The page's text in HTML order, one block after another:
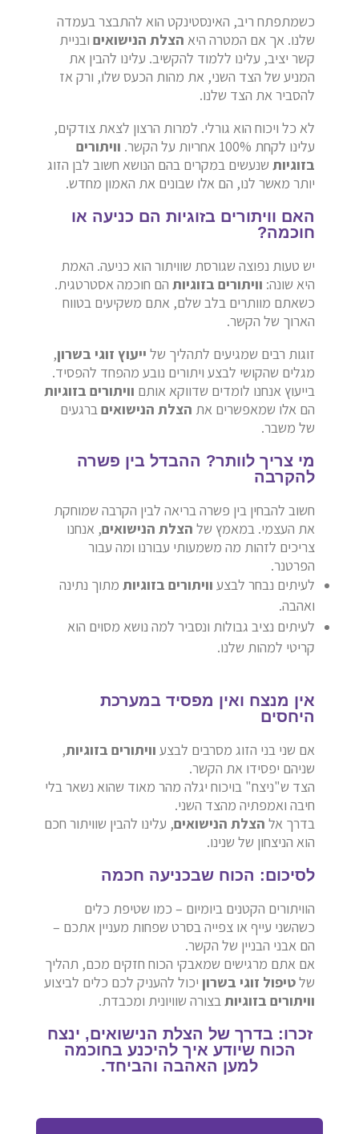
כשמתפתח ריב, האינסטינקט הוא להתבצר בעמדה
שלנו. אך אם המטרה היא הצלת הנישואיםובניית
קשר יציב, עלינו ללמוד להקשיב. עלינו להבין את
המניע של הצד השני, את מהות הכעס שלו, ורק אז
להסביר את הצד שלנו.
לא כל ויכוח הוא גורלי. למרות הרצון לצאת צודקים,
עלינו לקחת 100% אחריות על הקשר.
וויתורים
בזוגיותשנעשים במקרים בהם הנושא חשוב לבן הזוג
יותר מאשר לנו, הם אלו שבונים את האמון מחדש.
האם וויתורים בזוגיות הם כניעה או
חוכמה?
יש טעות נפוצה שגורסת שוויתור הוא כניעה. האמת
היא שונה: וויתורים בזוגיותהם חוכמה אסטרטגית.
כשאתם מוותרים בלב שלם, אתם משקיעים בטווח
הארוך של הקשר.
זוגות רבים שמגיעים לתהליך של ייעוץ זוגי בשרון,
מגלים שהקושי לבצע ויתורים נובע מהפחד להפסיד.
בייעוץ אנחנו לומדים שדווקא אותם וויתורים בזוגיות
הם אלו שמאפשרים את הצלת הנישואיםברגעים
של משבר.
מי צריך לוותר? ההבדל בין פשרה
להקרבה
חשוב להבחין בין פשרה בריאה לבין הקרבה שמוחקת
את העצמי. במאמץ של הצלת הנישואים, אנחנו
צריכים לזהות מה משמעותי עבורנו ומה עבור
הפרטנר.
לעיתים נבחר לבצע וויתורים בזוגיותמתוך נתינה
ואהבה.
לעיתים נציב גבולות ונסביר למה נושא מסוים הוא
קריטי למהות שלנו.
אין מנצח ואין מפסיד במערכת
היחסים
אם שני בני הזוג מסרבים לבצע וויתורים בזוגיות,
שניהם יפסידו את הקשר.
הצד ש"ניצח" בויכוח יגלה מהר מאוד שהוא נשאר בלי
חיבה ואמפתיה מהצד השני.
בדרך אל הצלת הנישואים, עלינו להבין שוויתור חכם
הוא הניצחון של שנינו.
לסיכום: הכוח שבכניעה חכמה
הוויתורים הקטנים ביומיום – כמו שטיפת כלים
כשהשני עייף או צפייה בסרט שפחות מעניין אתכם –
הם אבני הבניין של הקשר.
אם אתם מרגישים שמאבקי הכוח חזקים מכם, תהליך
שלטיפול זוגי בשרון יכול להעניק לכם כלים לביצוע
וויתורים בזוגיותבצורה שוויונית ומכבדת.
זכרו: בדרך של הצלת הנישואים, ינצח
הכוח שיודע איך להיכנע בחוכמה
למען האהבה והביחד.